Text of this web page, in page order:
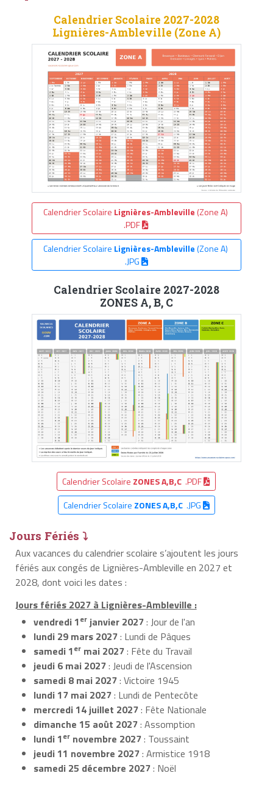
Calendrier Scolaire 2027-2028
Lignières-Ambleville (Zone A)
Calendrier Scolaire Lignières-Ambleville (Zone A)
.PDF
Calendrier Scolaire Lignières-Ambleville(Zone A)
.JPG
Calendrier Scolaire 2027-2028
ZONES A, B, C
Calendrier Scolaire ZONES A,B,C .PDF
Calendrier Scolaire ZONES A,B,C.JPG
Jours Fériés ⤵
Aux vacances du calendrier scolaire s’ajoutent les jours
fériés aux congés de Lignières-Ambleville en 2027 et
2028, dont voici les dates :
Jours fériés 2027 à Lignières-Ambleville :
vendredi 1er janvier 2027: Jour de l'an
lundi 29 mars 2027: Lundi de Pâques
samedi 1er mai 2027: Fête du Travail
jeudi 6 mai 2027: Jeudi de l'Ascension
samedi 8 mai 2027: Victoire 1945
lundi 17 mai 2027: Lundi de Pentecôte
mercredi 14 juillet 2027: Fête Nationale
dimanche 15 août 2027: Assomption
lundi 1er novembre 2027: Toussaint
jeudi 11 novembre 2027: Armistice 1918
samedi 25 décembre 2027: Noël